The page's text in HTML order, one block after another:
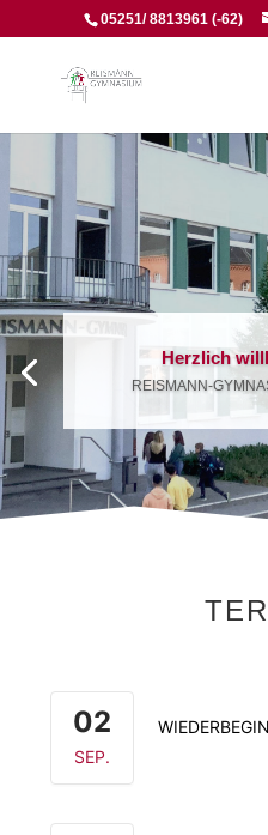
05251/ 8813961 (-62)
Herzlich
REISMANN-
02
SEP.